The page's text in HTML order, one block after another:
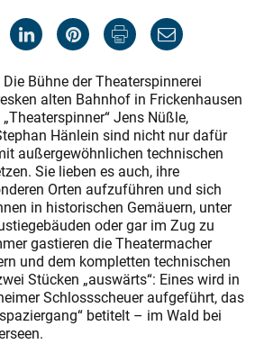
Bühne der Theaterspinnerei
alten Bahnhof in Frickenhausen
Jens Nüßle,
Hänlein sind nicht nur dafür
außergewöhnlichen technischen
Sie lieben es auch, ihre
Orten aufzuführen und sich
in historischen Gemäuern, unter
oder gar im Zug zu
gastieren die Theatermacher
und dem kompletten technischen
Stücken „auswärts“: Eines wird in
Schlossscheuer aufgeführt, das
betitelt – im Wald bei